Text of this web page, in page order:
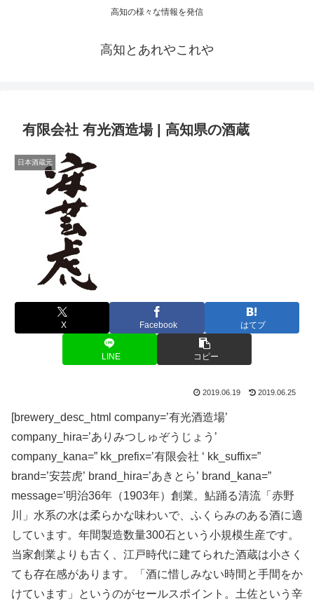
高知の様々な情報を発信
高知とあれやこれや
有限会社 有光酒造場 | 高知県の酒蔵
日本酒蔵元
X Facebook はてブ
LINE コピー
2019.06.19 2019.06.25
[brewery_desc_html company=’有光酒造場’
company_hira=’ありみつしゅぞうじょう’
company_kana=” kk_prefix=’有限会社 ‘ kk_suffix=”
brand=’安芸虎’ brand_hira=’あきとら’ brand_kana=”
message=’明治36年（1903年）創業。鮎踊る清流「赤野
川」水系の水は柔らかな味わいで、ふくらみのある酒に適
しています。年間製造数量300石という小規模生産です。
当家創業よりも古く、江戸時代に建てられた酒蔵は小さく
ても存在感があります。「酒に惜しみない時間と手間をか
けています」というのがセールスポイント。土佐という辛